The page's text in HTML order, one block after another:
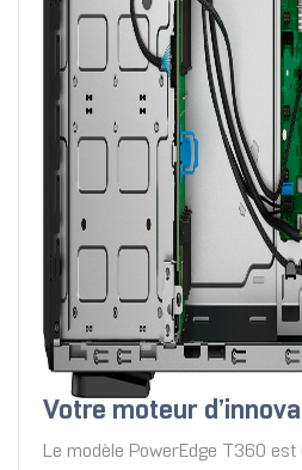
Votre moteur
Le modèle PowerEdge T360